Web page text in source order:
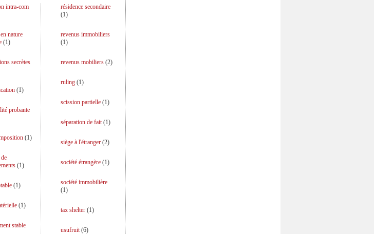
intra-com
nature
(1)
secrètes
(1)
probante
(1)
(1)
(1)
(1)
stable
résidence secondaire
(1)
revenus immobiliers
(1)
revenus mobiliers(2)
ruling(1)
scission partielle(1)
séparation de fait(1)
siège à l'étranger(2)
société étrangère(1)
société immobilière
(1)
tax shelter(1)
usufruit(6)